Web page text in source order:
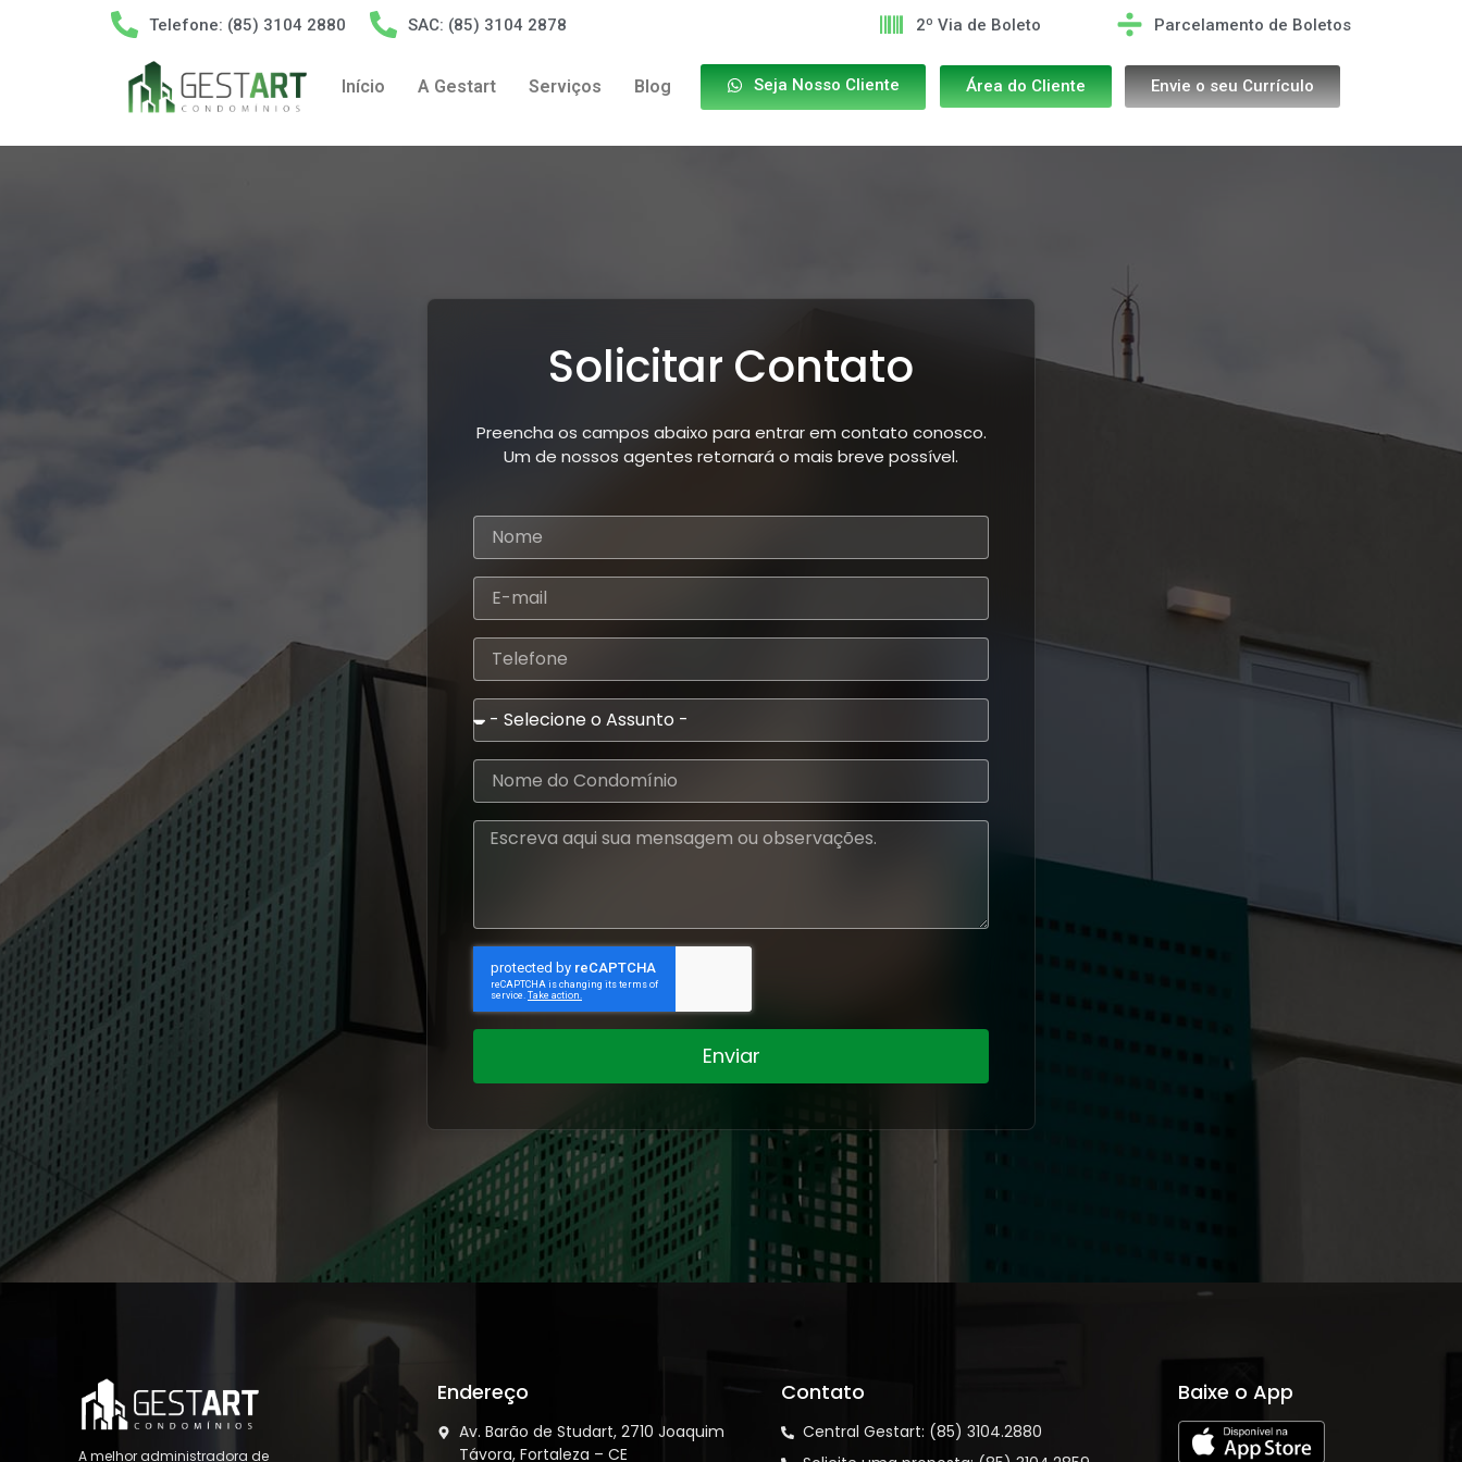
Telefone: (85) 3104 2880 SAC: (85) 3104 2878 2º Via de Boleto Parcelamento de Boletos
Início A Gestart Serviços Blog Seja Nosso Cliente Área do Cliente Envie o seu Currículo
Solicitar Contato
Preencha os campos abaixo para entrar em contato conosco.
Um de nossos agentes retornará o mais breve possível.
Enviar
A melhor administradora de
Endereço
Av. Barão de Studart, 2710 Joaquim
Távora, Fortaleza – CE
Contato
Central Gestart: (85) 3104.2880
Baixe o App